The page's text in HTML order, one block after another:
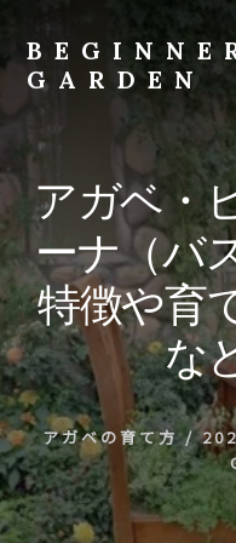
contentGARDEN
物
の
種
類
や
育
て
方
の
紹
介
を
行
い
アガベ・
ーナ（バ
特徴や育
な
アガベの育て方/